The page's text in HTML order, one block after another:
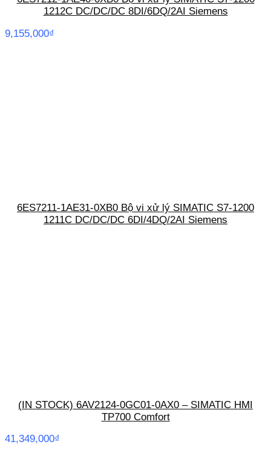
1212C DC/DC/DC 8DI/6DQ/2AI Siemens
9,155,000₫
6ES7211-1AE31-0XB0 Bộ vi xử lý SIMATIC S7-1200
1211C DC/DC/DC 6DI/4DQ/2AI Siemens
(IN STOCK) 6AV2124-0GC01-0AX0 – SIMATIC HMI
TP700 Comfort
41,349,000₫